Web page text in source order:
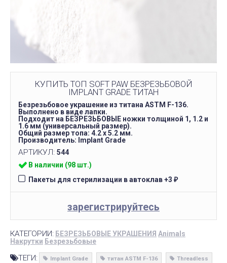
КУПИТЬ ТОП SOFT PAW БЕЗРЕЗЬБОВОЙ
IMPLANT GRADE ТИТАН
Безрезьбовое украшение из титана ASTM F-136.
Выполнено в виде лапки.
Подходит на БЕЗРЕЗЬБОВЫЕ ножки толщиной 1, 1.2 и
1.6 мм (универсальный размер).
Общий размер топа: 4.2 х 5.2 мм.
Производитель: Implant Grade
АРТИКУЛ: 544
В наличии (98 шт.)
Пакеты для стерилизации в автоклав+3 ₽
зарегистрируйтесь
КАТЕГОРИИ: БЕЗРЕЗЬБОВЫЕ УКРАШЕНИЯ Animals
Накрутки Безрезьбовые
ТЕГИ: Implant Grade титан ASTM F-136 Threadless